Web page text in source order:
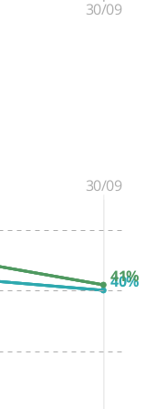
30/09
30/09
40%
41%